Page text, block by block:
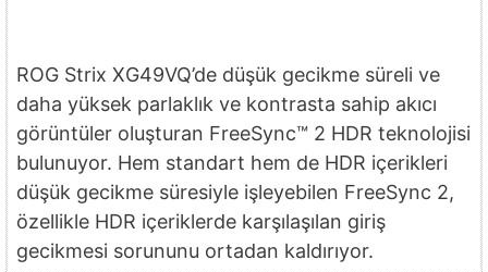
ROG Strix XG49VQ’de düşük gecikme süreli ve
daha yüksek parlaklık ve kontrasta sahip akıcı
görüntüler oluşturan FreeSync™ 2 HDR teknolojisi
bulunuyor. Hem standart hem de HDR içerikleri
düşük gecikme süresiyle işleyebilen FreeSync 2,
özellikle HDR içeriklerde karşılaşılan giriş
gecikmesi sorununu ortadan kaldırıyor.